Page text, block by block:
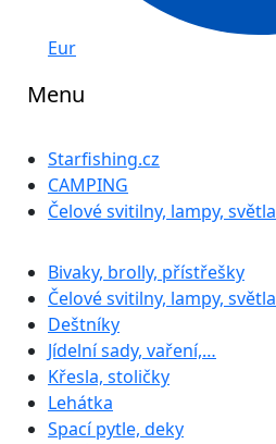
Eur
Menu
Starfishing.cz
CAMPING
Čelové svitilny, lampy, světla
Bivaky, brolly, přístřešky
Čelové svitilny, lampy, světla
Deštníky
Jídelní sady, vaření,…
Křesla, stoličky
Lehátka
Spací pytle, deky